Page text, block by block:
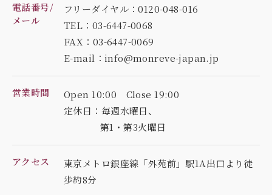
電話番号/
メール
フリーダイヤル：0120-048-016
TEL：03-6447-0068
FAX：03-6447-0069
E-mail：info@monreve-japan.jp
営業時間
Open 10:00 Close 19:00
定休日：毎週水曜日、
第1・第3火曜日
アクセス
東京メトロ銀座線「外苑前」駅1A出口より徒
歩約8分